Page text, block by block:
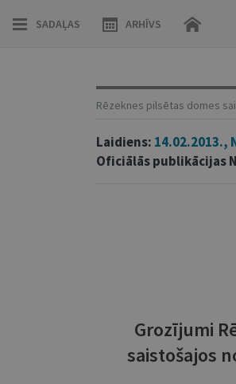
SADAĻAS ARHĪVS
Rēzeknes pilsētas domes
Laidiens: 14.02.2013.,
Oficiālās publikācijas
Grozījumi
saistošajos